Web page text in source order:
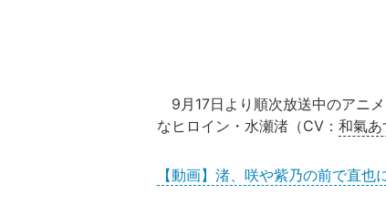
9月17日より順次放送中のアニ
なヒロイン・水瀬渚（CV： 和氣あ
【動画】渚、咲や紫乃の前で直也